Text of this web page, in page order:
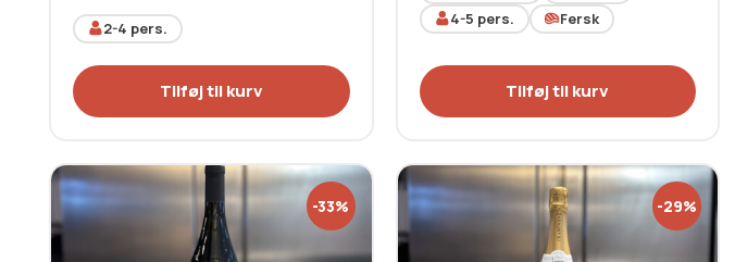
2-4 pers.
Tilføj til kurv
4-5 pers. Fersk
Tilføj til kurv
-33% -29%